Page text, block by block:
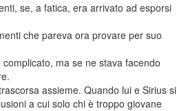
se, a fatica, era arrivato ad esporsi
che pareva ora provare per suo
ma se ne stava facendo
assieme. Quando lui e Sirius si
a cui solo chi è troppo giovane